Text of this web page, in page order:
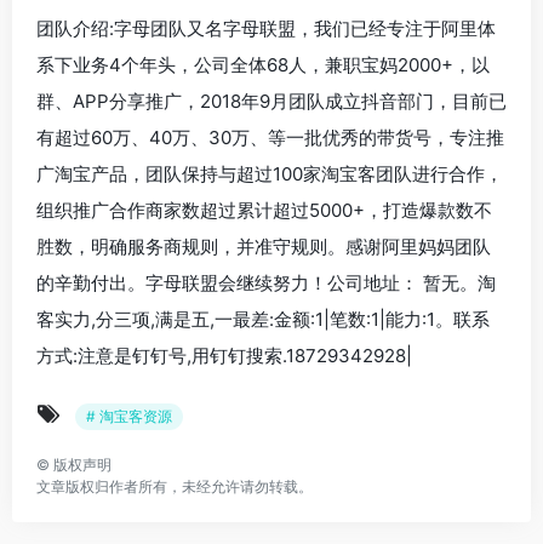
团队介绍:字母团队又名字母联盟，我们已经专注于阿里体
系下业务4个年头，公司全体68人，兼职宝妈2000+，以
群、APP分享推广，2018年9月团队成立抖音部门，目前已
有超过60万、40万、30万、等一批优秀的带货号，专注推
广淘宝产品，团队保持与超过100家淘宝客团队进行合作，
组织推广合作商家数超过累计超过5000+，打造爆款数不
胜数，明确服务商规则，并准守规则。感谢阿里妈妈团队
的辛勤付出。字母联盟会继续努力！公司地址： 暂无。淘
客实力,分三项,满是五,一最差:金额:1|笔数:1|能力:1。联系
方式:注意是钉钉号,用钉钉搜索.18729342928|
# 淘宝客资源
© 版权声明
文章版权归作者所有，未经允许请勿转载。